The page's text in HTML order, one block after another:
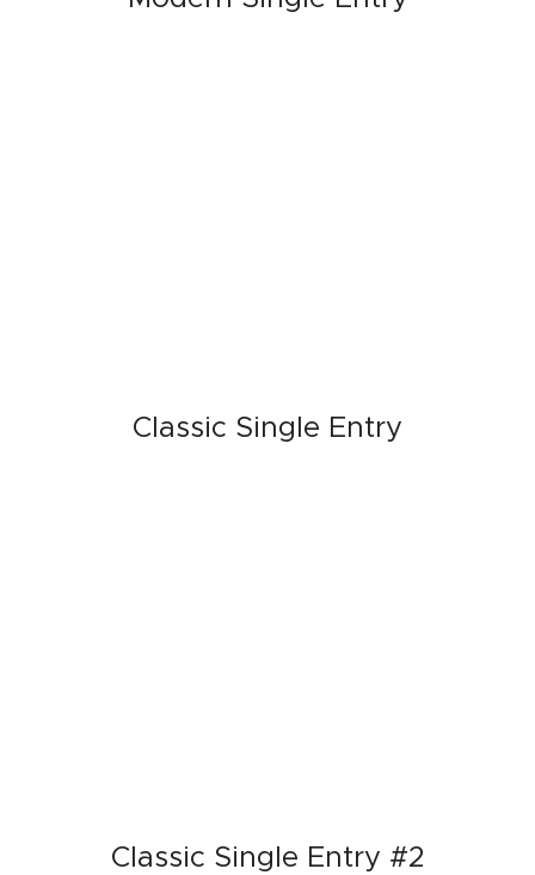
Classic Single Entry
Classic Single Entry #2